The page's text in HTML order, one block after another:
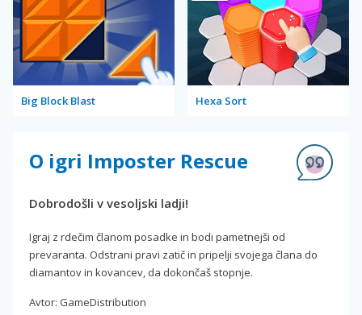
Big Block Blast Hexa Sort
O igri Imposter Rescue
Dobrodošli v vesoljski ladji!
Igraj z rdečim članom posadke in bodi pametnejši od
prevaranta. Odstrani pravi zatič in pripelji svojega člana do
diamantov in kovancev, da dokončaš stopnje.
Avtor: GameDistribution